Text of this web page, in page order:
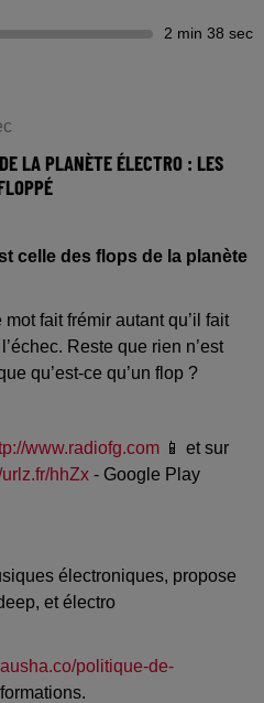
2 min 38 sec
LA PLANÈTE ÉLECTRO : LES
celle des flops de la planète
fait frémir autant qu’il fait
Reste que rien n’est
qu’est-ce qu’un flop ?
www.radiofg.com 📱 et sur
urlz.fr/hhZx - Google Play
électroniques, propose
et électro
ausha.co/politique-de-